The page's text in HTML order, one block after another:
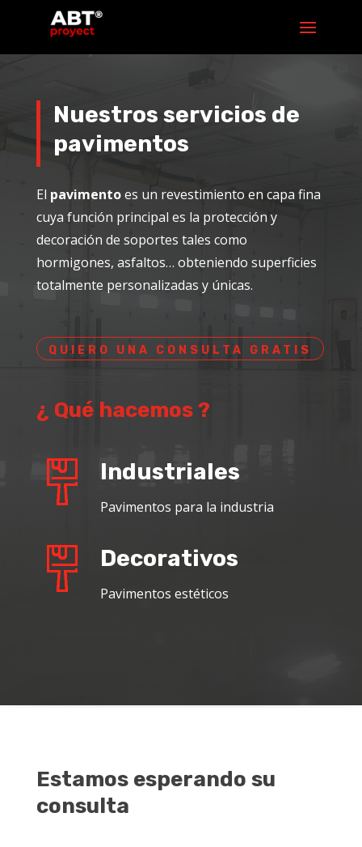
Nuestros servicios de
pavimentos
El pavimentoes un revestimiento en capa fina
cuya función principal es la protección y
decoración de soportes tales como
hormigones, asfaltos… obteniendo superficies
totalmente personalizadas y únicas.
QUIERO UNA CONSULTA GRATIS
¿ Qué hacemos ?
Industriales
Pavimentos para la industria
Decorativos
Pavimentos estéticos
Estamos esperando su
consulta